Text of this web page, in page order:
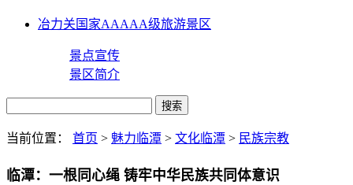
冶力关国家AAAAA级旅游景区
景点宣传
景区简介
当前位置： 首页 > 魅力临潭 > 文化临潭 > 民族宗教
临潭：一根同心绳 铸牢中华民族共同体意识